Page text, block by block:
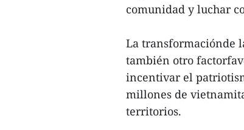
comunidad y luchar
La transformaciónde
también otro
incentivar el
millones de
territorios.